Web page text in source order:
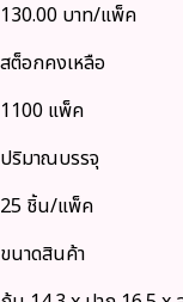
130.00 บาท/แพ็ค
สต็อกคงเหลือ
1100 แพ็ค
ปริมาณบรรจุ
25 ชิ้น/แพ็ค
ขนาดสินค้า